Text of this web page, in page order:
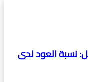
نسبة العود لدى